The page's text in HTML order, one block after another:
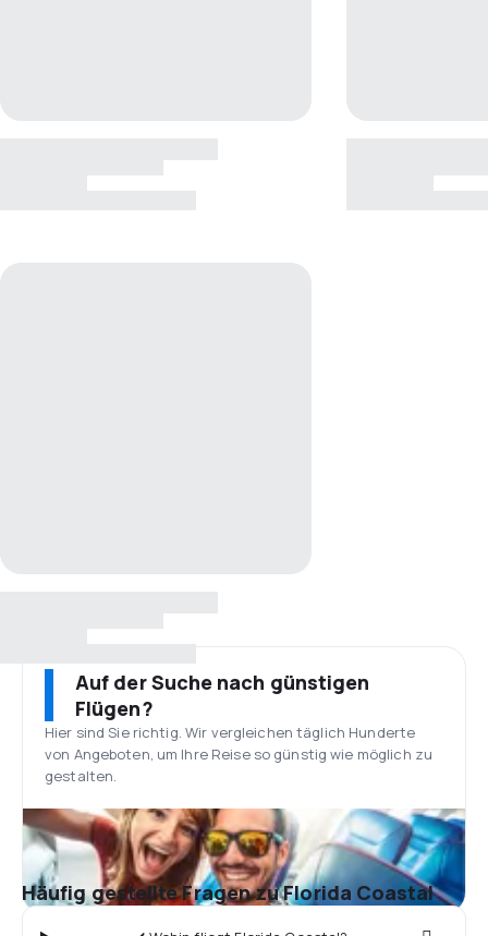
Auf der Suche nach günstigen
Flügen?
Hier sind Sie richtig. Wir vergleichen täglich Hunderte
von Angeboten, um Ihre Reise so günstig wie möglich zu
gestalten.
Häufig gestellte Fragen zu Florida Coastal